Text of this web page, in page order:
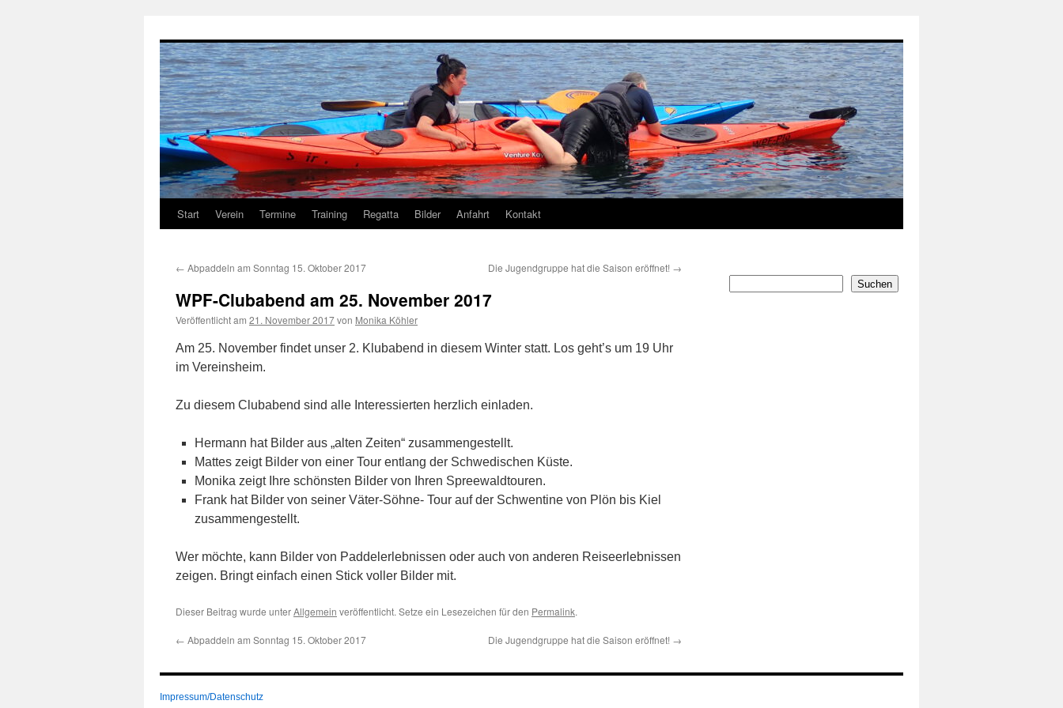
springen
Start Verein Termine Training Regatta Bilder Anfahrt Kontakt
← Abpaddeln am Sonntag 15. Oktober 2017 Die Jugendgruppe hat die Saison eröffnet! →
WPF-Clubabend am 25. November 2017
Veröffentlicht am 21. November 2017von Monika Köhler
Am 25. November findet unser 2. Klubabend in diesem Winter statt. Los geht’s um 19 Uhr
im Vereinsheim.
Zu diesem Clubabend sind alle Interessierten herzlich einladen.
Hermann hat Bilder aus „alten Zeiten“ zusammengestellt.
Mattes zeigt Bilder von einer Tour entlang der Schwedischen Küste.
Monika zeigt Ihre schönsten Bilder von Ihren Spreewaldtouren.
Frank hat Bilder von seiner Väter-Söhne- Tour auf der Schwentine von Plön bis Kiel
zusammengestellt.
Wer möchte, kann Bilder von Paddelerlebnissen oder auch von anderen Reiseerlebnissen
zeigen. Bringt einfach einen Stick voller Bilder mit.
Dieser Beitrag wurde unterAllgemein veröffentlicht. Setze ein Lesezeichen für den Permalink.
← Abpaddeln am Sonntag 15. Oktober 2017 Die Jugendgruppe hat die Saison eröffnet! →
Suchen
Impressum/Datenschutz